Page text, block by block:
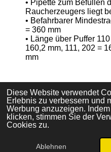
Diese Website verwendet
Erlebnis zu verbessern und
Werbung anzuzeigen. Indem
klicken, stimmen Sie der
Cookies zu.
Ablehnen
• Pipette zum Befüllen
Raucherzeugers liegt
• Befahrbarer
= 360 mm
• Länge über Puffer
160,2 mm, 111, 202 =
mm
T
e
i
e
T
e
i
l
T
e
i
l
T
e
l
© 2025 - 2026 KMS-Shop